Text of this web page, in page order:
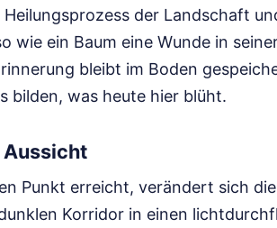
der Landschaft
wie ein Baum eine Wunde in
bleibt im Boden
bilden, was heute hier blüht.
Aussicht
Punkt erreicht, verändert sich
Korridor in einen